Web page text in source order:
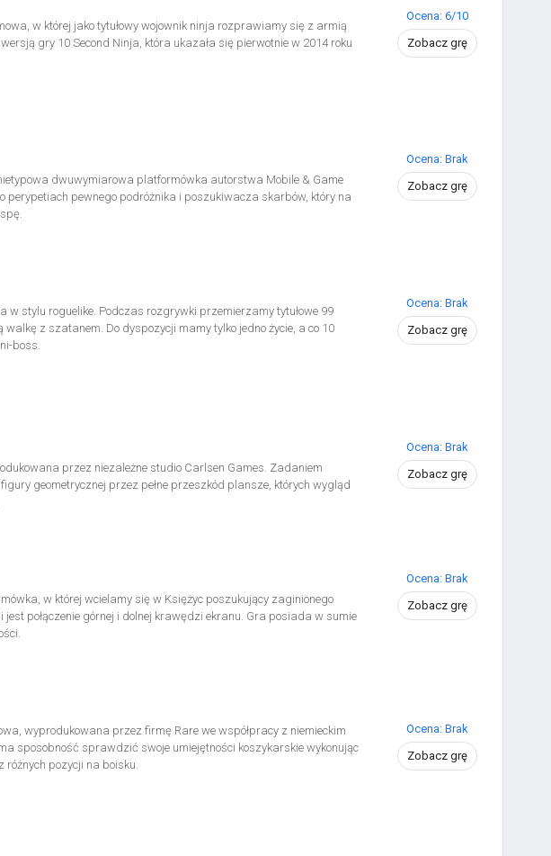
w której jako tytułowy wojownik ninja rozprawiamy się z armią
gry 10 Second Ninja, która ukazała się pierwotnie w 2014 roku
Ocena: 6/10
Zobacz grę
dwuwymiarowa platformówka autorstwa Mobile & Game
perypetiach pewnego podróżnika i poszukiwacza skarbów, który na
Ocena: Brak
Zobacz grę
stylu roguelike. Podczas rozgrywki przemierzamy tytułowe 99
walkę z szatanem. Do dyspozycji mamy tylko jedno życie, a co 10
boss.
Ocena: Brak
Zobacz grę
przez niezależne studio Carlsen Games. Zadaniem
geometrycznej przez pełne przeszkód plansze, których wygląd
Ocena: Brak
Zobacz grę
w której wcielamy się w Księżyc poszukujący zaginionego
jest połączenie górnej i dolnej krawędzi ekranu. Gra posiada w sumie
Ocena: Brak
Zobacz grę
wyprodukowana przez firmę Rare we współpracy z niemieckim
sposobność sprawdzić swoje umiejętności koszykarskie wykonując
różnych pozycji na boisku.
Ocena: Brak
Zobacz grę